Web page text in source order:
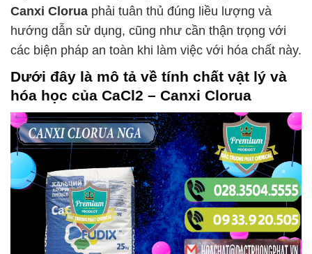
Canxi Clorua phải tuân thủ đúng liều lượng và
hướng dẫn sử dụng, cũng như cần thận trọng với
các biện pháp an toàn khi làm việc với hóa chất này.
Dưới đây là mô tả về tính chất vật lý và
hóa học của CaCl2 – Canxi Clorua